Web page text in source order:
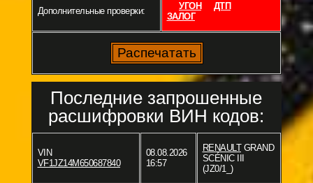
Дополнительные проверки: УГОН
ДТП
ЗАЛОГ
Последние запрошенные
расшифровки ВИН кодов:
VIN
VF1JZ14M650687840
08.08.2026
16:57
RENAULTGRAND
SCÉNIC III
(JZ0/1_)